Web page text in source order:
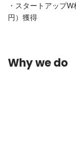
・スタートアップ
円）獲得
Why we do